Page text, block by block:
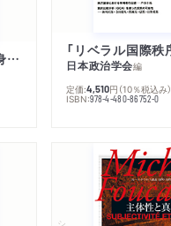
ＡＩにはない「思考力」の身につけ方 日本政治学会編
定価:4,510円 （10％税込み）
ISBN:978-4-480-86752-0